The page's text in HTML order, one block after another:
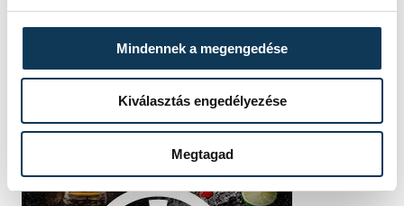
Mindennek a megengedése
Kiválasztás engedélyezése
Megtagad